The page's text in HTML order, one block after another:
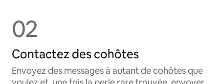
02
Contactez des cohôtes
Envoyez des messages à autant de cohôtes que